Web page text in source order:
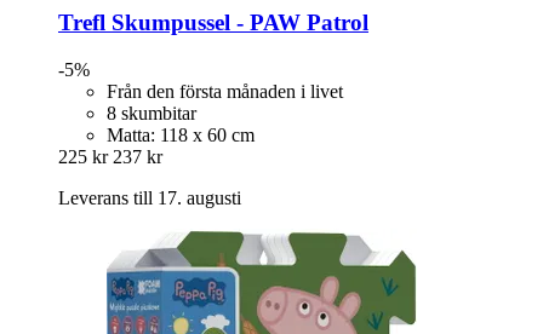
Trefl Skumpussel -​ PAW Patrol
-5%
Från den första månaden i livet
8 skumbitar
Matta: 118 x 60 cm
225 kr 237 kr
Leverans till 17. augusti